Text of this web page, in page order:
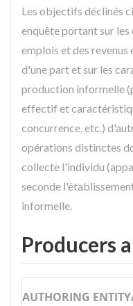
Les objectifs déclinés
enquête portant sur
emplois et des revenus
d'une part et sur les
production informelle
effectif et
concurrence, etc.)
opérations distinctes
collecte l'individu
seconde
informelle.
Producers
AUTHORING